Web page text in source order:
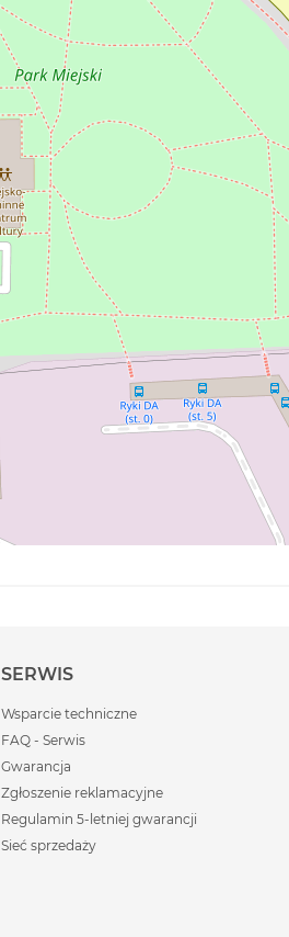
SERWIS
Wsparcie techniczne
FAQ - Serwis
Gwarancja
Zgłoszenie reklamacyjne
Regulamin 5-letniej gwarancji
Sieć sprzedaży